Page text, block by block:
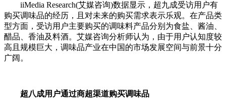
iiMedia Research(艾媒咨询)数据显示，超九成受访用户有
购买调味品的经历，且对未来的购买需求表示乐观。在产品类
型方面，受访用户主要购买的调味料产品分别为食盐、酱油、
醋品、香油及料酒。艾媒咨询分析师认为，由于用户认知度较
高且规模巨大，调味品产业在中国的市场发展空间与前景十分
广阔。
超八成用户通过商超渠道购买调味品